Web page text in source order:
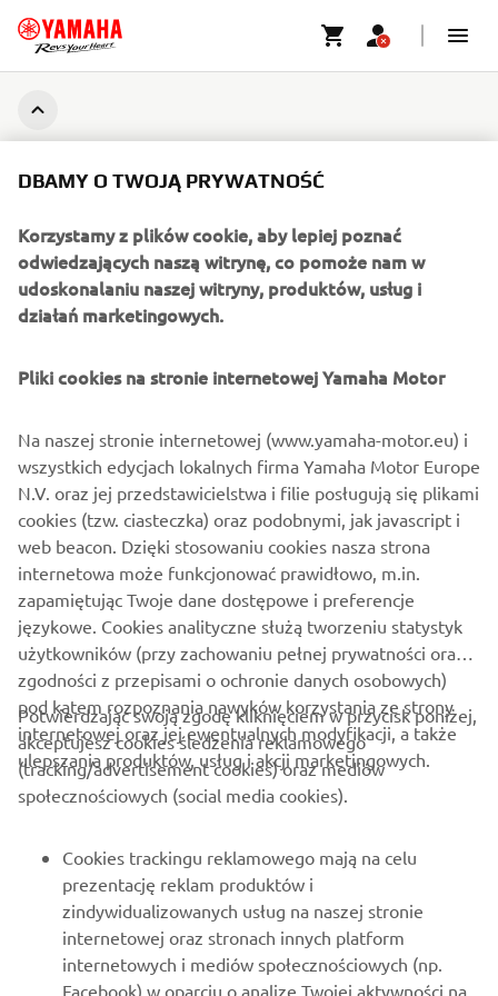
O FIRMIE
DLA BIZNESU
WIĘCEJ YAMAHA
WSPARCIE
NEWSLETTER
SUBSKRYBUJ
DBAMY O TWOJĄ PRYWATNOŚĆ
Korzystamy z plików cookie, aby lepiej poznać
odwiedzających naszą witrynę, co pomoże nam w
udoskonalaniu naszej witryny, produktów, usług i
działań marketingowych.
Pliki cookies na stronie internetowej Yamaha Motor
Na naszej stronie internetowej (www.yamaha-motor.eu) i
wszystkich edycjach lokalnych firma Yamaha Motor Europe
N.V. oraz jej przedstawicielstwa i filie posługują się plikami
cookies (tzw. ciasteczka) oraz podobnymi, jak javascript i
web beacon. Dzięki stosowaniu cookies nasza strona
internetowa może funkcjonować prawidłowo, m.in.
zapamiętując Twoje dane dostępowe i preferencje
językowe. Cookies analityczne służą tworzeniu statystyk
użytkowników (przy zachowaniu pełnej prywatności oraz
zgodności z przepisami o ochronie danych osobowych)
pod kątem rozpoznania nawyków korzystania ze strony
internetowej oraz jej ewentualnych modyfikacji, a także
ulepszania produktów, usług i akcji marketingowych.
Potwierdzając swoją zgodę kliknięciem w przycisk poniżej,
akceptujesz cookies śledzenia reklamowego
(tracking/advertisement cookies) oraz mediów
społecznościowych (social media cookies).
Cookies trackingu reklamowego mają na celu
prezentację reklam produktów i
zindywidualizowanych usług na naszej stronie
internetowej oraz stronach innych platform
internetowych i mediów społecznościowych (np.
Facebook) w oparciu o analizę Twojej aktywności na